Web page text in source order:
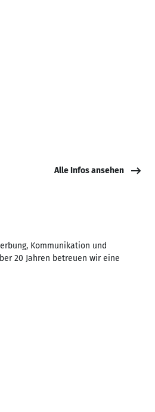
Alle Infos ansehen
Kommunikation und
20 Jahren betreuen wir eine